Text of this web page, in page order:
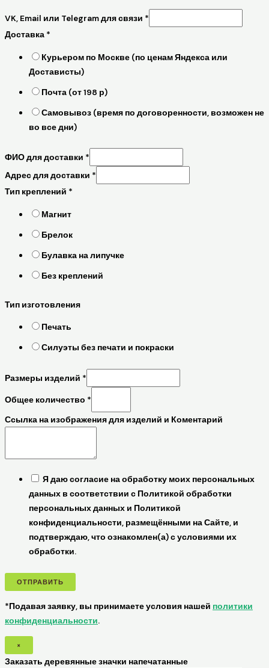
VK, Email или Telegram для связи *
Доставка *
Курьером по Москве (по ценам Яндекса или
Достависты)
Почта (от 198 р)
Самовывоз (время по договоренности, возможен не
во все дни)
ФИО для доставки *
Адрес для доставки *
Тип креплений *
Магнит
Брелок
Булавка на липучке
Без креплений
Тип изготовления
Печать
Силуэты без печати и покраски
Размеры изделий *
Общее количество *
Ссылка на изображения для изделий и Коментарий
Я даю согласие на обработку моих персональных
данных в соответствии с Политикой обработки
персональных данных и Политикой
конфиденциальности, размещёнными на Сайте, и
подтверждаю, что ознакомлен(а) с условиями их
обработки.
ОТПРАВИТЬ
*Подавая заявку, вы принимаете условия нашей политики
конфиденциальности.
×
Заказать деревянные значки напечатанные